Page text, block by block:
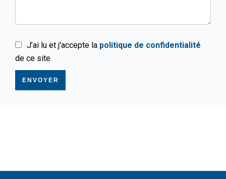
J’ai lu et j'accepte la politique de confidentialité
de ce site
ENVOYER